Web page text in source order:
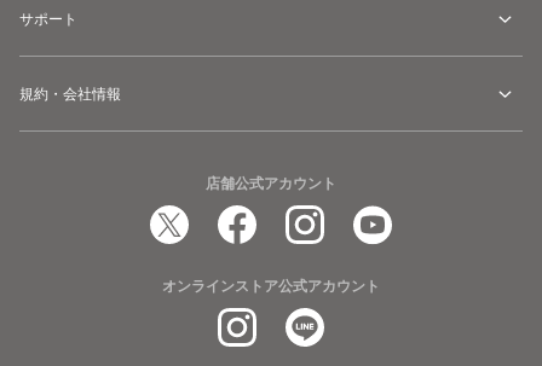
サポート
規約・会社情報
店舗公式アカウント
オンラインストア公式アカウント